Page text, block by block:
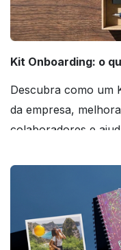
Kit Onboarding: o
Descubra como um
da empresa,
colaboradores e